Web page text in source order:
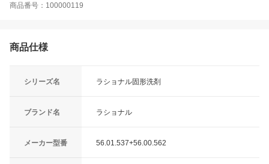
商品番号：100000119
商品仕様
シリーズ名 ラショナル固形洗剤
ブランド名 ラショナル
メーカー型番 56.01.537+56.00.562